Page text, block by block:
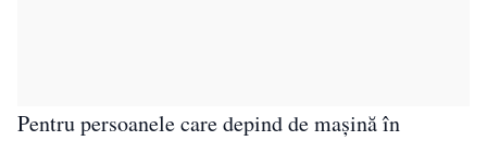
Pentru persoanele care depind de mașină în